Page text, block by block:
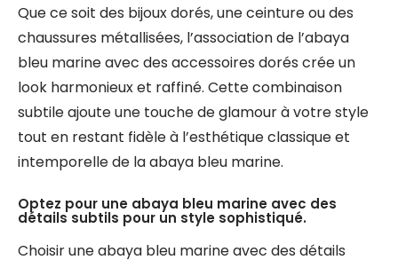
Que ce soit des bijoux dorés, une ceinture ou des
chaussures métallisées, l’association de l’abaya
bleu marine avec des accessoires dorés crée un
look harmonieux et raffiné. Cette combinaison
subtile ajoute une touche de glamour à votre style
tout en restant fidèle à l’esthétique classique et
intemporelle de la abaya bleu marine.
Optez pour une abaya bleu marine avec des
détails subtils pour un style sophistiqué.
Choisir une abaya bleu marine avec des détails